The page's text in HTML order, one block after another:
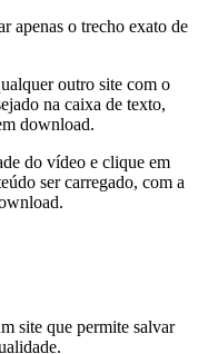
apenas o trecho exato de
outro site com o
na caixa de texto,
download.
do vídeo e clique em
ser carregado, com a
site que permite salvar